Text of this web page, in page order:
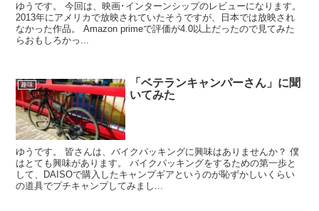
ゆうです。 今回は、映画･インターンシップのレビューになります。
2013年にアメリカで放映されていたそうですが、日本では放映され
なかった作品。 Amazon primeで評価が4.0以上だったので見てみた
らおもしろかっ...
趣味
「ベテランキャンパーさん」に聞
いてみた
ゆうです。 皆さんは、バイクパッキングに興味はありませんか？ 僕
はとても興味があります。 バイクパッキングをするための第一歩と
して、DAISOで購入したキャンプギアというのが恥ずかしいくらい
の道具でプチキャンプしてみまし...